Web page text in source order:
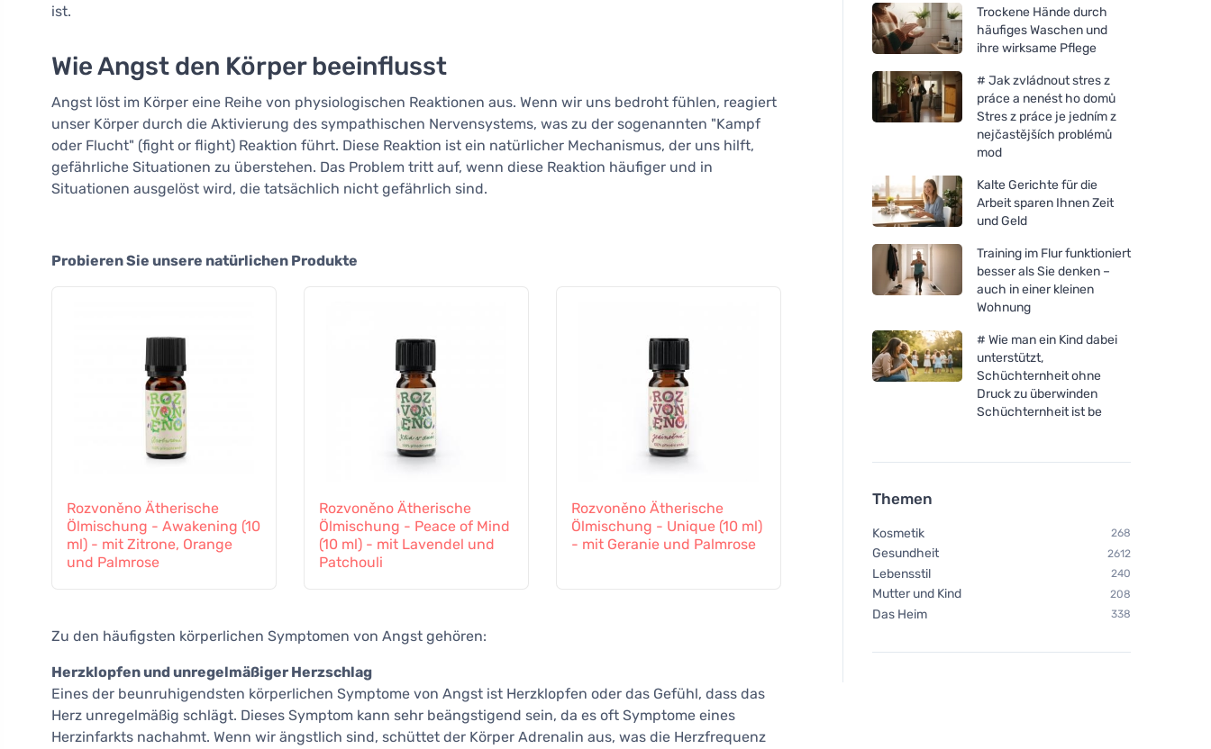
ist.
Wie Angst den Körper beeinflusst
Angst löst im Körper eine Reihe von physiologischen Reaktionen aus. Wenn wir uns bedroht fühlen, reagiert
unser Körper durch die Aktivierung des sympathischen Nervensystems, was zu der sogenannten "Kampf
oder Flucht" (fight or flight) Reaktion führt. Diese Reaktion ist ein natürlicher Mechanismus, der uns hilft,
gefährliche Situationen zu überstehen. Das Problem tritt auf, wenn diese Reaktion häufiger und in
Situationen ausgelöst wird, die tatsächlich nicht gefährlich sind.
Probieren Sie unsere natürlichen Produkte
Rozvoněno Ätherische
Ölmischung - Awakening (10
ml) - mit Zitrone, Orange
und Palmrose
Rozvoněno Ätherische
Ölmischung - Peace of Mind
(10 ml) - mit Lavendel und
Patchouli
Rozvoněno Ätherische
Ölmischung - Unique (10 ml)
- mit Geranie und Palmrose
Rozvoněno Ätherische
Ölmischung -
Weihnachtswunder (10 ml) -
mit Lebkuchengewürzen
Ölmischung -
Orange, Nelke und
Zu den häufigsten körperlichen Symptomen von Angst gehören:
Herzklopfen und unregelmäßiger Herzschlag
Eines der beunruhigendsten körperlichen Symptome von Angst ist Herzklopfen oder das Gefühl, dass das
Herz unregelmäßig schlägt. Dieses Symptom kann sehr beängstigend sein, da es oft Symptome eines
Herzinfarkts nachahmt. Wenn wir ängstlich sind, schüttet der Körper Adrenalin aus, was die Herzfrequenz
Trockene Hände durch
häufiges Waschen und
ihre wirksame Pflege
# Jak zvládnout stres z
práce a nenést ho domů
Stres z práce je jedním z
nejčastějších problémů
mod
Kalte Gerichte für die
Arbeit sparen Ihnen Zeit
und Geld
Training im Flur funktioniert
besser als Sie denken –
auch in einer kleinen
Wohnung
# Wie man ein Kind dabei
unterstützt,
Schüchternheit ohne
Druck zu überwinden
Schüchternheit ist be
Themen
Kosmetik 268
Gesundheit 2612
Lebensstil 240
Mutter und Kind 208
Das Heim 338